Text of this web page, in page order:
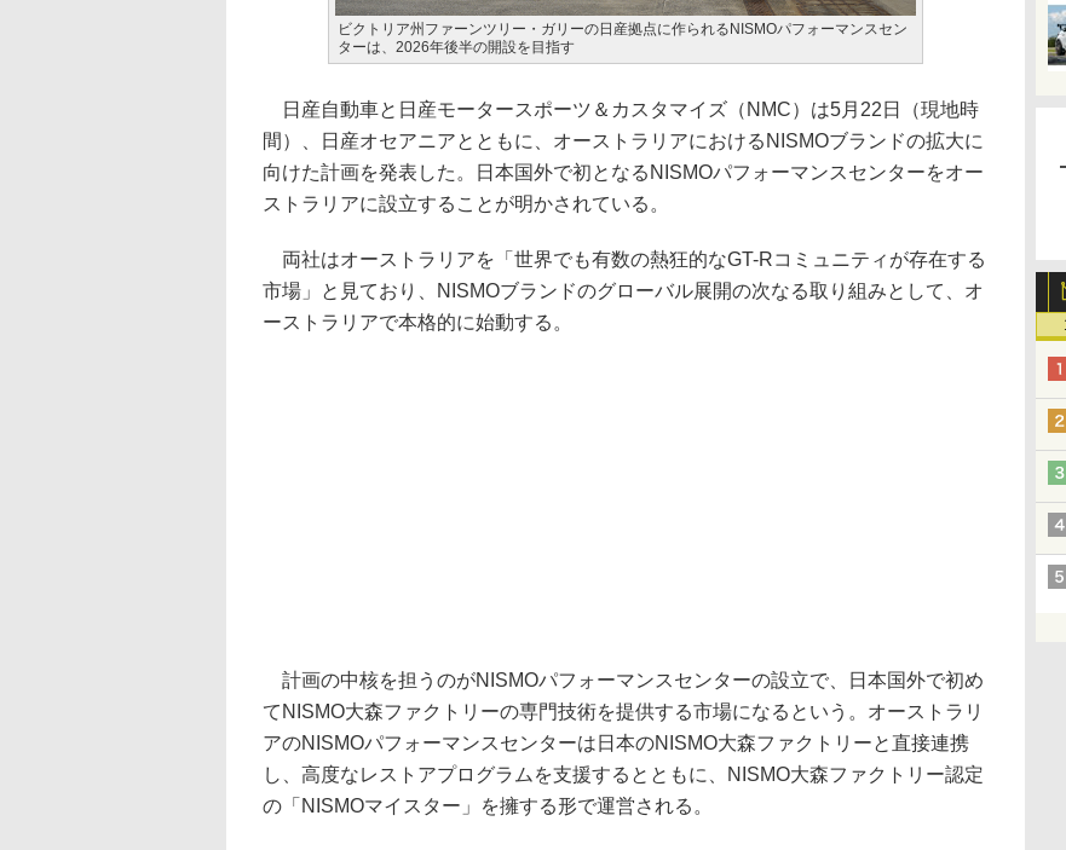
ビクトリア州ファーンツリー・ガリーの日産拠点に作られるNISMOパフォーマンスセン
ターは、2026年後半の開設を目指す
日産自動車と日産モータースポーツ＆カスタマイズ（NMC）は5月22日（現地時
間）、日産オセアニアとともに、オーストラリアにおけるNISMOブランドの拡大に
向けた計画を発表した。日本国外で初となるNISMOパフォーマンスセンターをオー
ストラリアに設立することが明かされている。
両社はオーストラリアを「世界でも有数の熱狂的なGT-Rコミュニティが存在する
市場」と見ており、NISMOブランドのグローバル展開の次なる取り組みとして、オ
ーストラリアで本格的に始動する。
計画の中核を担うのがNISMOパフォーマンスセンターの設立で、日本国外で初め
てNISMO大森ファクトリーの専門技術を提供する市場になるという。オーストラリ
アのNISMOパフォーマンスセンターは日本のNISMO大森ファクトリーと直接連携
し、高度なレストアプログラムを支援するとともに、NISMO大森ファクトリー認定
の「NISMOマイスター」を擁する形で運営される。